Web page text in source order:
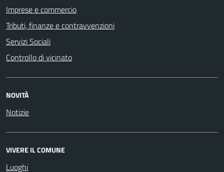
Imprese e commercio
Tributi, finanze e contravvenzioni
Servizi Sociali
Controllo di vicinato
NOVITÀ
Notizie
VIVERE IL COMUNE
Luoghi